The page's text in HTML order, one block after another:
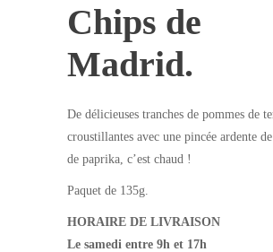
Chips de
Madrid.
De délicieuses tranches de pommes de
croustillantes avec une pincée ardente
de paprika, c’est chaud !
Paquet de 135g.
HORAIRE DE LIVRAISON
Le samedi entre 9h et 17h